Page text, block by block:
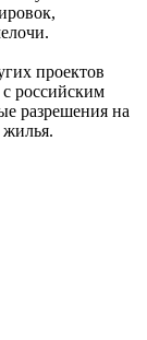
проектов
с российским
разрешения на
жилья.